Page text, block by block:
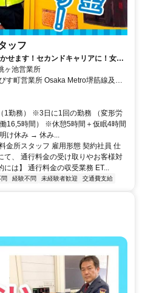
ッフ
せます！セカンドキャリアに！女性
ヶ池営業所
す町営業所 Osaka Metro堺筋線及び
JR環状線「新今宮」駅・南海電車
1勤務） ※3日に1回の勤務 （変形労
16,5時間） ※休憩5時間＋仮眠4時間
け休み → 休み...
金所スタッフ 雇用形態 契約社員 仕
て、 通行料金の受け取りやお客様対
には】 通行料金の収受業務 ET...
経験不問 未経験者歓迎 交通費支給